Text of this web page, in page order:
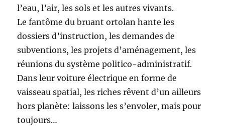
l’eau, l’air, les sols et les autres vivants.
Le fantôme du bruant ortolan hante les
dossiers d’instruction, les demandes de
subventions, les projets d’aménagement, les
réunions du système politico-administratif.
Dans leur voiture électrique en forme de
vaisseau spatial, les riches rêvent d’un ailleurs
hors planète: laissons les s’envoler, mais pour
toujours…